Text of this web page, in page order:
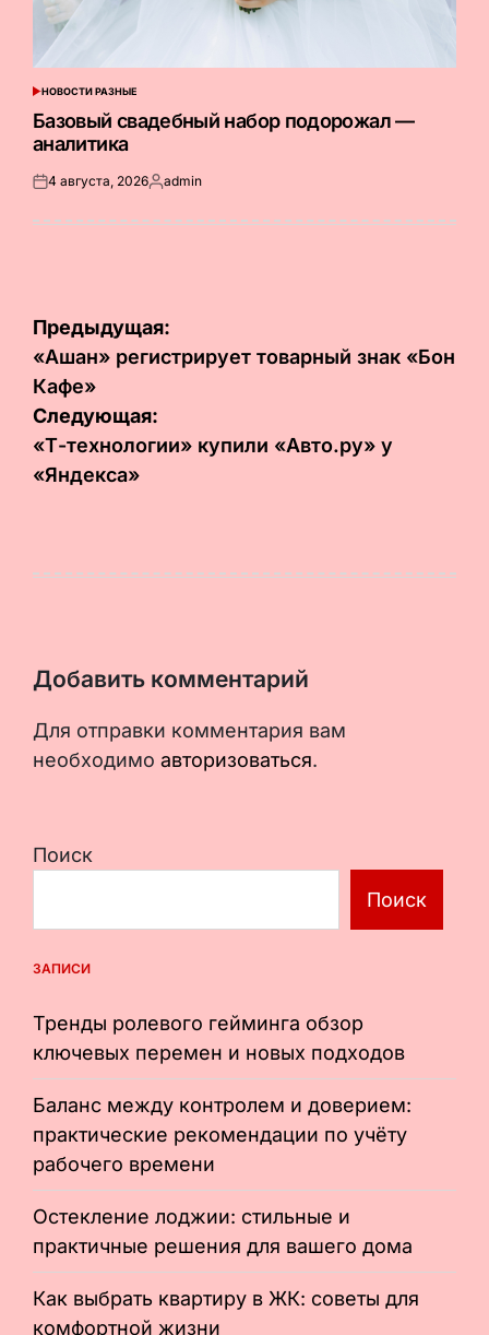
ОПУБЛИКОВАНО
В
НОВОСТИ РАЗНЫЕ
Базовый свадебный набор подорожал —
аналитика
Опубликовано
4 августа, 2026Запись
admin
Навигация
по
записям
Предыдущая:
«Ашан» регистрирует товарный знак «Бон
Кафе»
Следующая:
«Т-технологии» купили «Авто.ру» у
«Яндекса»
Добавить комментарий
Для отправки комментария вам
необходимо авторизоваться.
Поиск
Поиск
ЗАПИСИ
Тренды ролевого гейминга обзор
ключевых перемен и новых подходов
Баланс между контролем и доверием:
практические рекомендации по учёту
рабочего времени
Остекление лоджии: стильные и
практичные решения для вашего дома
Как выбрать квартиру в ЖК: советы для
комфортной жизни